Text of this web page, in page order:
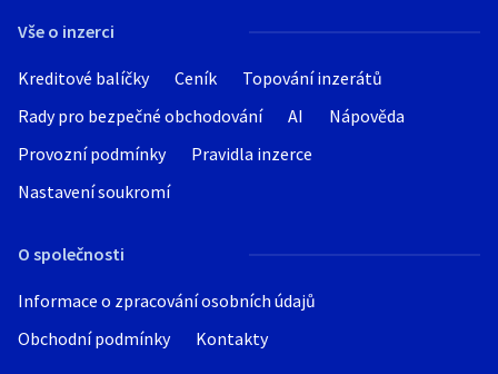
Vše o inzerci
Kreditové balíčky Ceník
Topování inzerátů
Rady pro bezpečné obchodování
AI
Nápověda
Provozní podmínky
Pravidla inzerce
Nastavení soukromí
O společnosti
Informace o zpracování osobních údajů
Obchodní podmínky
Kontakty